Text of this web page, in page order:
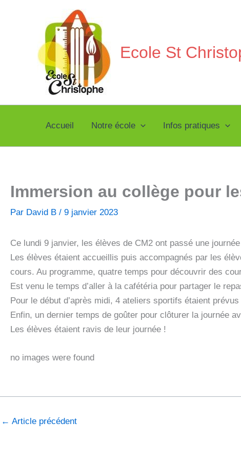
Ecole St
Accueil Notre école Infos pratiques
Immersion au collège pour
Par David B / 9 janvier 2023
Ce lundi 9 janvier, les élèves de CM2 ont passé une
Les élèves étaient accueillis puis accompagnés par les
cours. Au programme, quatre temps pour découvrir des
Est venu le temps d’aller à la cafétéria pour partager le
Pour le début d’après midi, 4 ateliers sportifs étaient
Enfin, un dernier temps de goûter pour clôturer la journée
Les élèves étaient ravis de leur journée !
no images were found
← Article précédent